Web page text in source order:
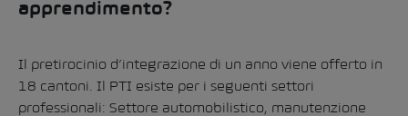
apprendimento?
Il pretirocinio d’integrazione di un anno viene offerto in
18 cantoni. Il PTI esiste per i seguenti settori
professionali: Settore automobilistico, manutenzione